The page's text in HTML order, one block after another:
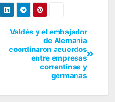
Valdés y el embajador
de Alemania
coordinaron acuerdos
entre empresas
correntinas y
germanas